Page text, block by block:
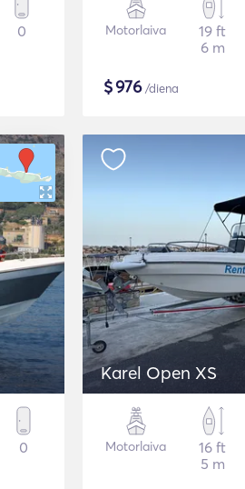
0 Motorlaiva
19 ft
6 m
$976/diena
0
Karel Open XS
Motorlaiva
16 ft
5 m